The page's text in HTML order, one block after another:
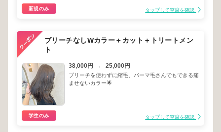
新規のみ タップして空席を確認
ブリーチなしWカラー＋カット＋トリートメン
ト
38,000円 → 25,000円
ブリーチを使わずに縮毛、パーマ毛さんでもできる痛
ませないカラー🌟
学生のみ タップして空席を確認